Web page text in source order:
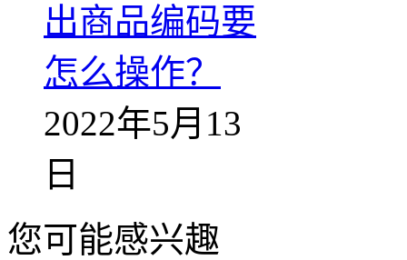
出商品编码要
怎么操作？
2022年5月13
日
您可能感兴趣